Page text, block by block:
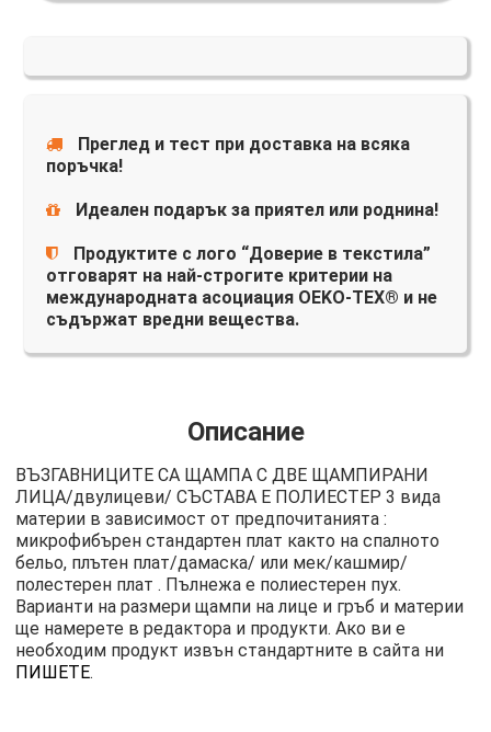
Преглед и тест при доставка на всяка
поръчка!
Идеален подарък за приятел или роднина!
Продуктите с лого “Доверие в текстила”
отговарят на най-строгите критерии на
международната асоциация OEKO-TEX® и не
съдържат вредни вещества.
Описание
ВЪЗГАВНИЦИТЕ СА ЩАМПА С ДВЕ ЩАМПИРАНИ
ЛИЦА/двулицеви/ СЪСТАВА Е ПОЛИЕСТЕР 3 вида
материи в зависимост от предпочитанията :
микрофибърен стандартен плат както на спалното
бельо, плътен плат/дамаска/ или мек/кашмир/
полестерен плат . Пълнежа е полиестерен пух.
Варианти на размери щампи на лице и гръб и материи
ще намерете в редактора и продукти. Ако ви е
необходим продукт извън стандартните в сайта ни
ПИШЕТЕ.